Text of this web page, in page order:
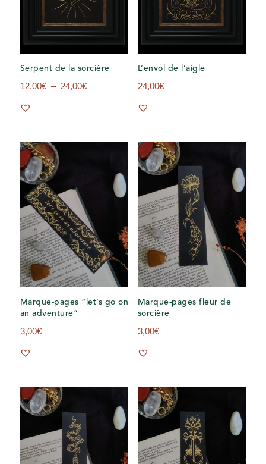
Serpent de la sorcière
12,00€ – 24,00€Plage
L’envol de l’aigle
24,00€
Marque-pages “let’s go on
an adventure”
3,00€
Marque-pages fleur de
sorcière
3,00€